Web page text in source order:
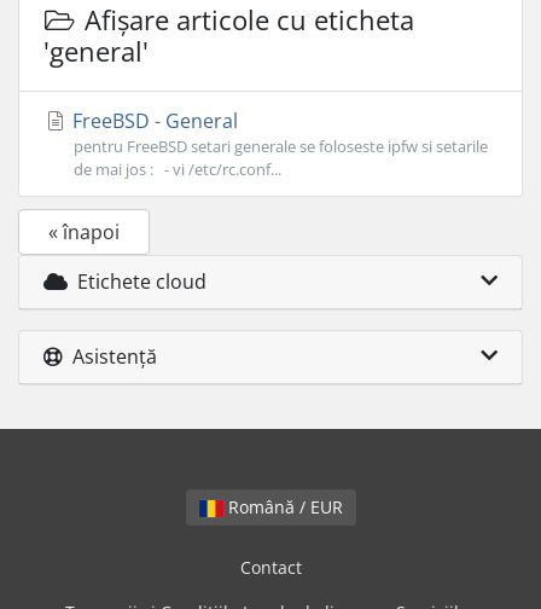
Afișare articole cu eticheta
'general'
FreeBSD - General
pentru FreeBSD setari generale se foloseste ipfw si setarile
de mai jos : - vi /etc/rc.conf...
« înapoi
Etichete cloud
Asistență
Română / EUR
Contact